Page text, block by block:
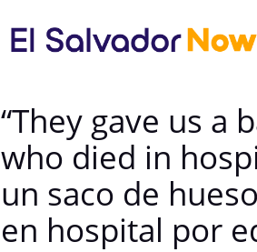
“They gave us a
who died in
un saco de
en hospital por